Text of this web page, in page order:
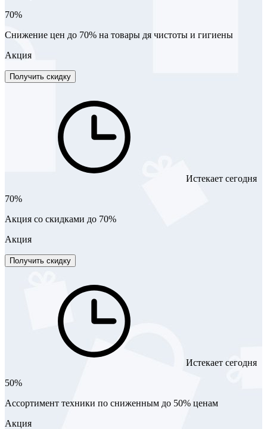
70%
Снижение цен до 70% на товары дя чистоты и гигиены
Акция
Получить скидку
Истекает сегодня
70%
Акция со скидками до 70%
Акция
Получить скидку
Истекает сегодня
50%
Ассортимент техники по сниженным до 50% ценам
Акция